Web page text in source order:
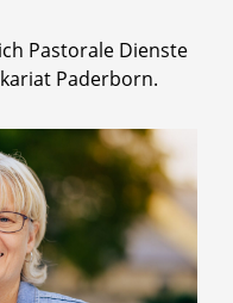
Pastorale Dienste
Paderborn.